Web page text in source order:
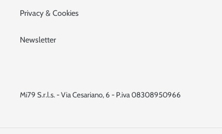
Privacy & Cookies
Newsletter
Mi79 S.r.l.s. - Via Cesariano, 6 - P.iva 08308950966